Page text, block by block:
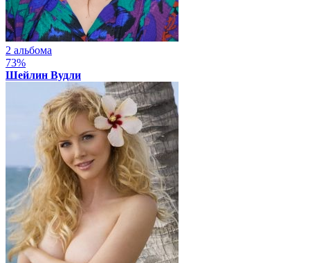
2 альбома
73%
Шейлин Вудли